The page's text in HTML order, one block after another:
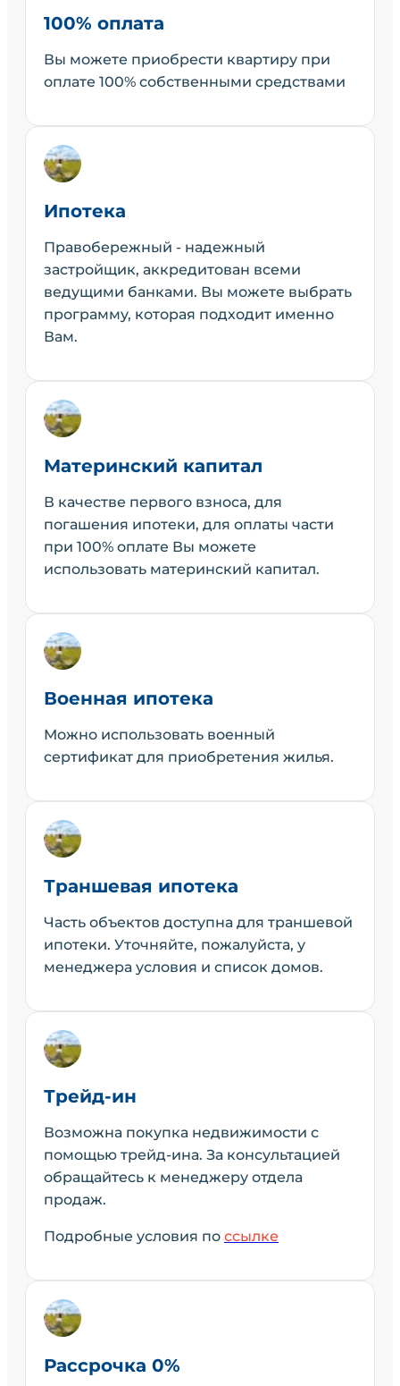
100% оплата
Вы можете приобрести квартиру при
оплате 100% собственными средствами
Ипотека
Правобережный - надежный
застройщик, аккредитован всеми
ведущими банками. Вы можете выбрать
программу, которая подходит именно
Вам.
Материнский капитал
В качестве первого взноса, для
погашения ипотеки, для оплаты части
при 100% оплате Вы можете
использовать материнский капитал.
Военная ипотека
Можно использовать военный
сертификат для приобретения жилья.
Траншевая ипотека
Часть объектов доступна для траншевой
ипотеки. Уточняйте, пожалуйста, у
менеджера условия и список домов.
Трейд-ин
Возможна покупка недвижимости с
помощью трейд-ина. За консультацией
обращайтесь к менеджеру отдела
продаж.
Подробные условия по ссылке
Рассрочка 0%